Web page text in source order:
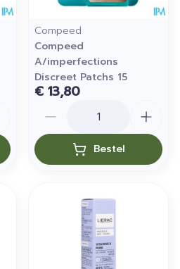
Compeed
Compeed
A/imperfections
Discreet Patchs 15
€ 13,80
Bestel